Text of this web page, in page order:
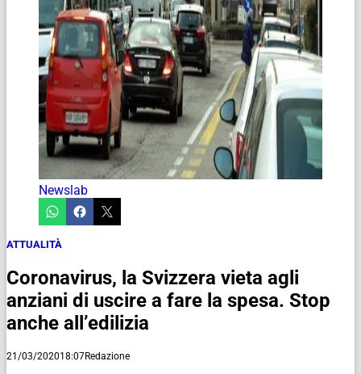
Newslab
ATTUALITÀ
Coronavirus, la Svizzera vieta agli
anziani di uscire a fare la spesa. Stop
anche all’edilizia
21/03/202018:07Redazione